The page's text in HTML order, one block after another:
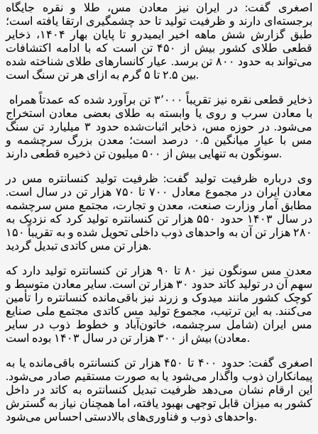
اصغری گفت: در ایران نیز معادن مس، طلا و نقره جایگاه
برجسته‌ای دارند و ظرفیت تولید تا حد چشمگیری ارتقا یافته است؛
طبق گزارش شش ماهه اخیر ایمیدرو تا پایان بهار ۱۴۰۴، ذخایر
قطعی طلای کشور بیش از ۴۵۰ تن است که با ادامه اکتشافات
می‌تواند به حدود ۸۰۰ تن برسد. عیار کانسار‌های طلای شناخته شده
بین ۲.۵ تا ۵ گرم به ازای هر تن سنگ است.
با معادن سرب و روی یا وابسته به طلای بعضی معادن استخراج
می‌شود. در حوزه مس، ذخایر اثبات‌شده حدود ۳ میلیارد تن سنگ
مس با عیار میانگین ۰.۵ درصد است؛ معدن بزرگ سرچشمه و
سونگون به تنهایی بیش از ۵۰۰ میلیون تن ذخیره قطعی دارند.
وی درباره ظرفیت تولید گفت: ظرفیت تولید کنسانتره مس در
معادن ایران در مجموع معادل ۷۰۰ تا ۷۵۰ هزار تن در سال است.
مطابق آمار وزارت صنعت، معدن و تجارت، مجتمع مس سرچشمه
در سال ۱۴۰۳ حدود ۵۵۰ هزار تن کنسانتره تولید کرد که نزدیک به
۲۸۰ هزار تن آن به واحد‌های ذوب داخلی تحویل شده و به تقریباً ۱۵۰
هزار تن مس کاتدی تبدیل گردید.
معدن مس سونگون نیز ۸۰ تا ۹۰ هزار تن کنسانتره تولید دارد که
سهم آن در تولید کاتد حدود ۳۰ هزار تن است. سایر معادن متوسط و
کوچک کشور مانند میدوک و زرند نیز باقی‌مانده کنسانتره را تأمین
می‌کنند. به این ترتیب، مجموع تولید مس کاتدی مجتمع ملی صنایع
مس ایران (شامل سرچشمه، خاتون‌آباد و خطوط ذوب در سایر
معادن) بیش از ۳۰۰ هزار تن در سال ۱۴۰۳ بوده است.
اصغری گفت: حدود ۴۰۰ تا ۴۵۰ هزار تن کنسانتره باقی‌مانده یا به
پیمانکاران ذوب واگذار می‌شود یا به صورت مستقیم صادر می‌شود.
این ارقام نشان می‌دهد ظرفیت تبدیل کنسانتره به کاتد در داخل
کشور به میزان قابل توجهی بهبود یافته، اما همچنان نیاز به گسترش
واحد‌های ذوب و فناوری‌های بالادستی احساس می‌شود.